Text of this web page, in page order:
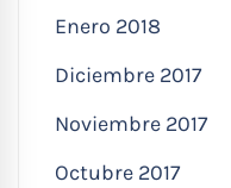
Enero 2018
Diciembre 2017
Noviembre 2017
Octubre 2017